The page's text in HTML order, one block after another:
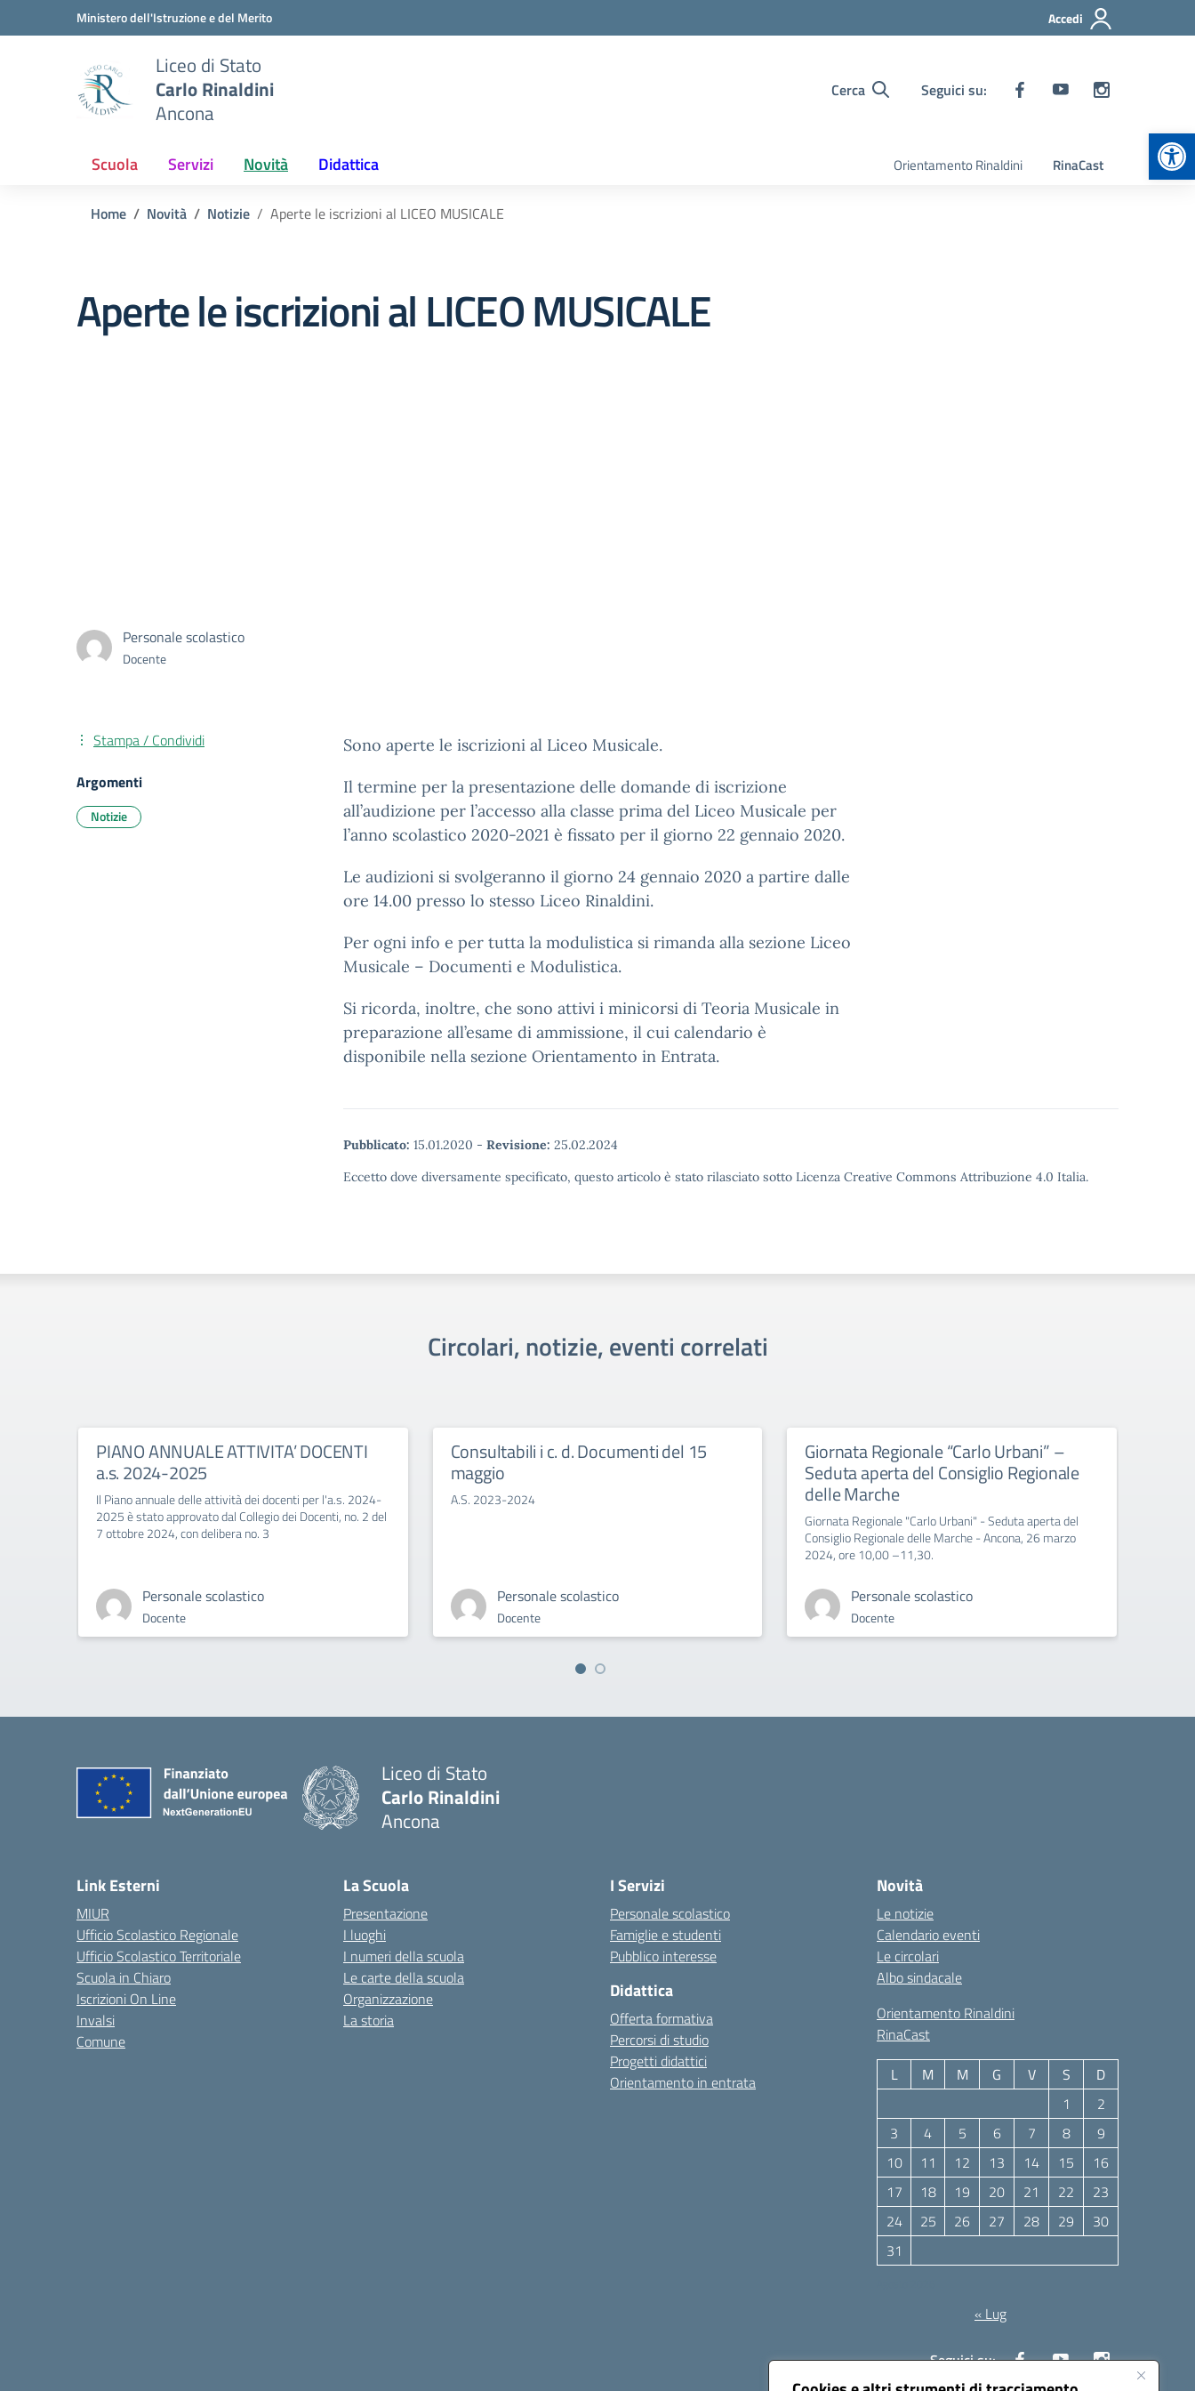
Vai ai contenuti
Vai al menu di navigazioneMinistero dell'Istruzione e del Merito Accedi
Liceo di Stato
Carlo Rinaldini
Ancona
Cerca Seguici su:
Scuola Servizi Novità Didattica Orientamento Rinaldini RinaCast
Home Novità Notizie Aperte le iscrizioni al LICEO MUSICALE
Aperte le iscrizioni al LICEO MUSICALE
Personale scolastico
Docente
Sono aperte le iscrizioni al Liceo Musicale.
Il termine per la presentazione delle domande di iscrizione
all’audizione per l’accesso alla classe prima del Liceo Musicale per
l’anno scolastico 2020-2021 è fissato per il giorno 22 gennaio 2020.
Le audizioni si svolgeranno il giorno 24 gennaio 2020 a partire dalle
ore 14.00 presso lo stesso Liceo Rinaldini.
Per ogni info e per tutta la modulistica si rimanda alla sezione Liceo
Musicale – Documenti e Modulistica.
Si ricorda, inoltre, che sono attivi i minicorsi di Teoria Musicale in
preparazione all’esame di ammissione, il cui calendario è
disponibile nella sezione Orientamento in Entrata.
Pubblicato: 15.01.2020 - Revisione: 25.02.2024
Eccetto dove diversamente specificato, questo articolo è stato rilasciato sotto Licenza Creative Commons Attribuzione 4.0 Italia.
Stampa / Condividi
Argomenti
Notizie
Circolari, notizie, eventi correlati
PIANO ANNUALE ATTIVITA’ DOCENTI
a.s. 2024-2025
Il Piano annuale delle attività dei docenti per l'a.s. 2024-
2025 è stato approvato dal Collegio dei Docenti, no. 2 del
7 ottobre 2024, con delibera no. 3
Personale scolastico
Docente
Consultabili i c. d. Documenti del 15
maggio
A.S. 2023-2024
Personale scolastico
Docente
Giornata Regionale “Carlo Urbani” –
Seduta aperta del Consiglio Regionale
delle Marche
Giornata Regionale "Carlo Urbani" - Seduta aperta del
Consiglio Regionale delle Marche - Ancona, 26 marzo
2024, ore 10,00 –11,30.
Personale scolastico
Docente
Liceo di Stato
Carlo Rinaldini
Ancona
Link Esterni
MIUR
Ufficio Scolastico Regionale
Ufficio Scolastico Territoriale
Scuola in Chiaro
Iscrizioni On Line
Invalsi
Comune
La Scuola
Presentazione
I luoghi
I numeri della scuola
Le carte della scuola
Organizzazione
La storia
I Servizi
Personale scolastico
Famiglie e studenti
Pubblico interesse
Didattica
Offerta formativa
Percorsi di studio
Progetti didattici
Orientamento in entrata
Novità
Le notizie
Calendario eventi
Le circolari
Albo sindacale
Orientamento Rinaldini
RinaCast
L M M G V S
D
1
2
3
4 5 6 7 8
9
10
11 12 13 14 15
16
17
18 19 20 21 22
23
24
25 26 27 28 29
30
31
« Lug
Seguici su: